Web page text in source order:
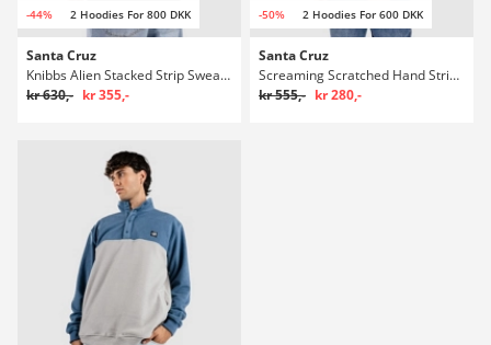
-44% 2 Hoodies For 800 DKK
Santa Cruz
Knibbs Alien Stacked Strip Sweater
kr 630,- kr 355,-
-50% 2 Hoodies For 600 DKK
Santa Cruz
Screaming Scratched Hand Strip Sweater
kr 555,- kr 280,-